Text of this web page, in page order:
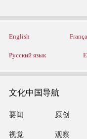
English
Русский язык
文化中国导航
要闻 原创
视觉 观察